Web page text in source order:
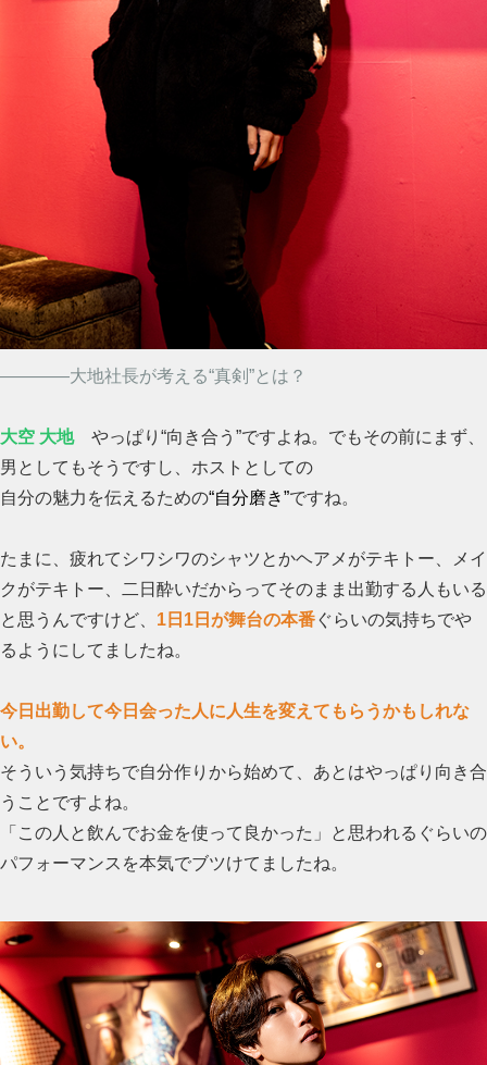
――――大地社長が考える“真剣”とは？
大空 大地やっぱり“向き合う”ですよね。でもその前にまず、
男としてもそうですし、ホストとしての
自分の魅力を伝えるための“自分磨き”ですね。
たまに、疲れてシワシワのシャツとかヘアメがテキトー、メイ
クがテキトー、二日酔いだからってそのまま出勤する人もいる
と思うんですけど、 1日1日が舞台の本番ぐらいの気持ちでや
るようにしてましたね。
今日出勤して今日会った人に人生を変えてもらうかもしれな
い。
そういう気持ちで自分作りから始めて、あとはやっぱり向き合
うことですよね。
「この人と飲んでお金を使って良かった」と思われるぐらいの
パフォーマンスを本気でブツけてましたね。